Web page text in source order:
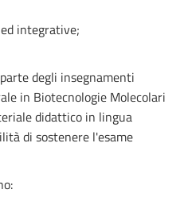
integrative;
degli insegnamenti
in Biotecnologie Molecolari
didattico in lingua
di sostenere l'esame